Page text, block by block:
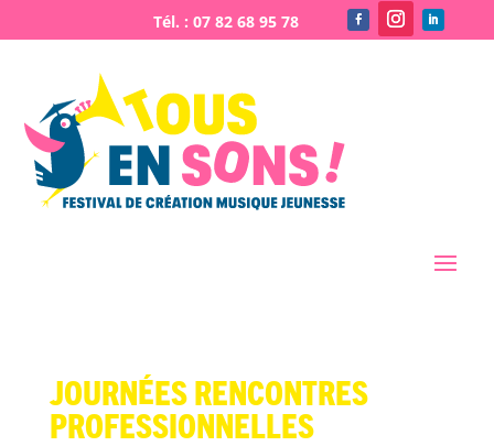
Journées rencontres
professionnelles